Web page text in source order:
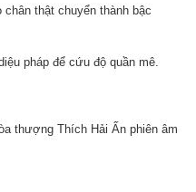
thật chuyển thành bậc
pháp để cứu độ quần mê.
Ấn phiên âm